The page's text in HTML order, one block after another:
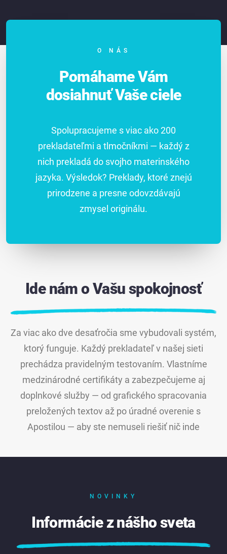
O NÁS
Pomáhame Vám
dosiahnuť Vaše ciele
Spolupracujeme s viac ako 200
prekladateľmi a tlmočníkmi — každý z
nich prekladá do svojho materinského
jazyka. Výsledok? Preklady, ktoré znejú
prirodzene a presne odovzdávajú
zmysel originálu.
Ide nám o Vašu spokojnosť
Za viac ako dve desaťročia sme vybudovali systém,
ktorý funguje. Každý prekladateľ v našej sieti
prechádza pravidelným testovaním. Vlastníme
medzinárodné certifikáty a zabezpečujeme aj
doplnkové služby — od grafického spracovania
preložených textov až po úradné overenie s
Apostilou — aby ste nemuseli riešiť nič inde
NOVINKY
Informácie z nášho sveta